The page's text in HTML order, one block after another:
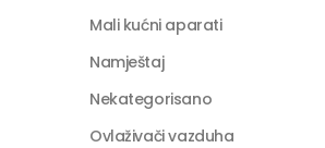
Mali kućni aparati
Namještaj
Nekategorisano
Ovlaživači vazduha